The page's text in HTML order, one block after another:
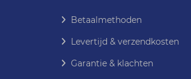
Betaalmethoden
Levertijd & verzendkosten
Garantie & klachten